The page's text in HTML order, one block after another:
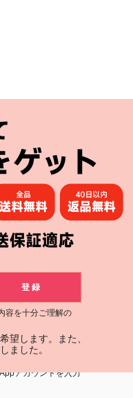
購読
登録する
アカウントを入力
登録
容を十分ご理解の
望します。また、
ました。